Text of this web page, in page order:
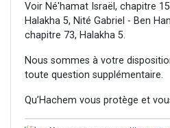
Voir Né'hamat Israël, chapitre
Halakha 5, Nité Gabriel - Ben
chapitre 73, Halakha 5.
Nous sommes à votre
toute question supplémentaire.
Qu’Hachem vous protège et